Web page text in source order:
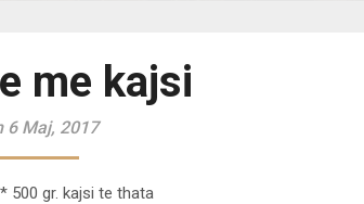
me kajsi
6 Maj, 2017
* 500 gr. kajsi te thata